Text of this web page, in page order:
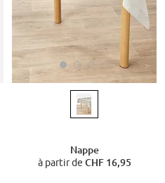
Nappe
à partir de CHF 16,95